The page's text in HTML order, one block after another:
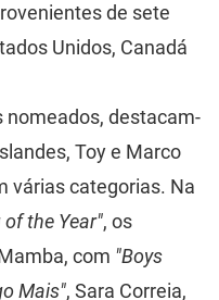
de sete
Unidos, Canadá
nomeados, destacam-
Toy e Marco
várias categorias. Na
of the Year", os
com "Boys
Mais", Sara Correia,